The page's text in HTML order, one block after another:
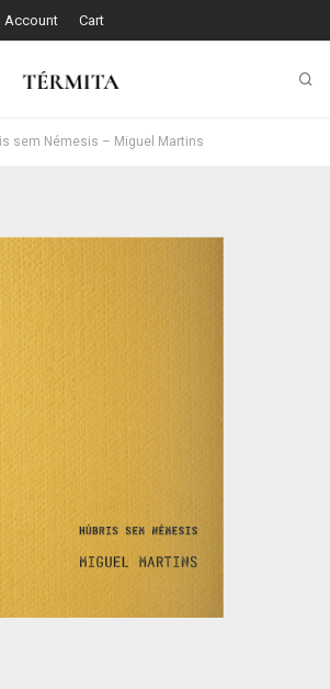
Account Cart
sem Némesis – Miguel Martins